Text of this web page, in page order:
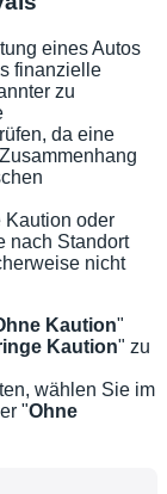
eines Autos
finanzielle
zu
da eine
Kaution oder
nach Standort
nicht
Kaution"
Kaution" zu
wählen Sie im
"Ohne